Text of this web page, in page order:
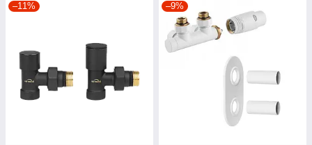
–11% –9%